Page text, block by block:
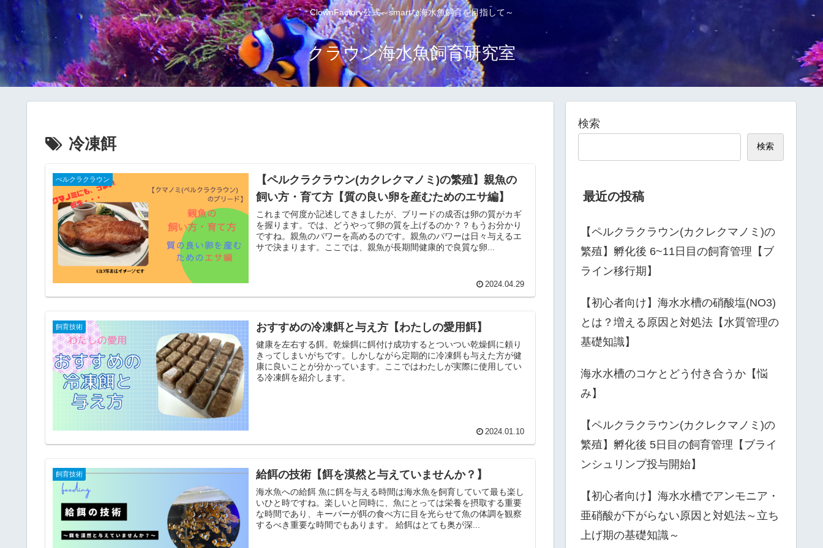
ClownFactory公式～smartな海水魚飼育を目指して～
クラウン海水魚飼育研究室
冷凍餌
ぺルクラクラウン
【ペルクラクラウン(カクレクマノミ)の繁殖】親魚の
飼い方・育て方【質の良い卵を産むためのエサ編】
これまで何度か記述してきましたが、ブリードの成否は卵の質がカギ
を握ります。では、どうやって卵の質を上げるのか？？もうお分かり
ですね。親魚のパワーを高めるのです。親魚のパワーは日々与えるエ
サで決まります。ここでは、親魚が長期間健康的で良質な卵...
2024.04.29
飼育技術 おすすめの冷凍餌と与え方【わたしの愛用餌】
健康を左右する餌。乾燥餌に餌付け成功するとついつい乾燥餌に頼り
きってしまいがちです。しかしながら定期的に冷凍餌も与えた方が健
康に良いことが分かっています。ここではわたしが実際に使用してい
る冷凍餌を紹介します。
2024.01.10
飼育技術 給餌の技術【餌を漠然と与えていませんか？】
海水魚への給餌 魚に餌を与える時間は海水魚を飼育していて最も楽し
いひと時ですね。楽しいと同時に、魚にとっては栄養を摂取する重要
な時間であり、キーパーが餌の食べ方に目を光らせて魚の体調を観察
するべき重要な時間でもあります。 給餌はとても奥が深...
検索
検索
最近の投稿
【ペルクラクラウン(カクレクマノミ)の
繁殖】孵化後 6~11日目の飼育管理【ブ
ライン移行期】
【初心者向け】海水水槽の硝酸塩(NO3)
とは？増える原因と対処法【水質管理の
基礎知識】
海水水槽のコケとどう付き合うか【悩
み】
【ペルクラクラウン(カクレクマノミ)の
繁殖】孵化後 5日目の飼育管理【ブライ
ンシュリンプ投与開始】
【初心者向け】海水水槽でアンモニア・
亜硝酸が下がらない原因と対処法～立ち
上げ期の基礎知識～